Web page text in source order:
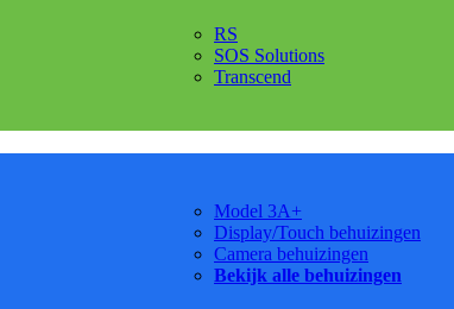
RS
SOS Solutions
Transcend
Model 3A+
Display/Touch behuizingen
Camera behuizingen
Bekijk alle behuizingen